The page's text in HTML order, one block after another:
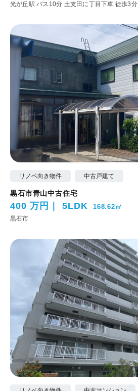
光が丘駅 バス10分 土支田に丁目下車 徒歩3分
リノベ向き物件 中古戸建て
黒石市青山中古住宅
400 万円 5LDK 168.62㎡
黒石市